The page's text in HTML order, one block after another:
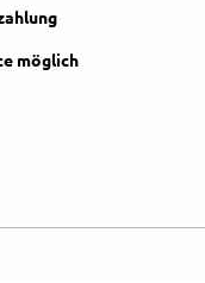
möglich